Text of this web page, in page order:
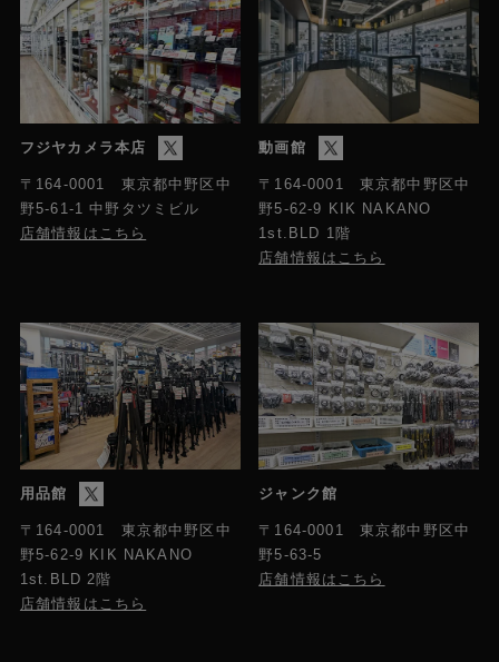
フジヤカメラ本店
〒164-0001 東京都中野区中
野5-61-1 中野タツミビル
店舗情報はこちら
動画館
〒164-0001 東京都中野区中
野5-62-9 KIK NAKANO
1st.BLD 1階
店舗情報はこちら
用品館
〒164-0001 東京都中野区中
野5-62-9 KIK NAKANO
1st.BLD 2階
店舗情報はこちら
ジャンク館
〒164-0001 東京都中野区中
野5-63-5
店舗情報はこちら